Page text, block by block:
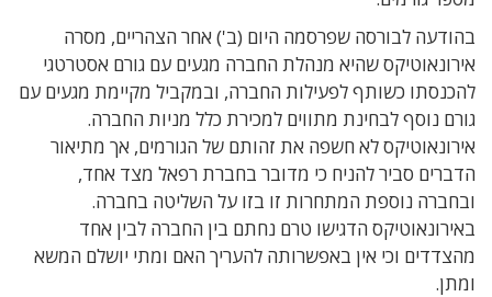
בהודעה לבורסה שפרסמה היום (ב') אחר הצהריים, מסרה
אירונאוטיקס שהיא מנהלת החברה מגעים עם גורם אסטרטגי
להכנסתו כשותף לפעילות החברה, ובמקביל מקיימת מגעים עם
גורם נוסף לבחינת מתווים למכירת כלל מניות החברה.
אירונאוטיקס לא חשפה את זהותם של הגורמים, אך מתיאור
הדברים סביר להניח כי מדובר בחברת רפאל מצד אחד,
ובחברה נוספת המתחרות זו בזו על השליטה בחברה.
באירונאוטיקס הדגישו טרם נחתם בין החברה לבין אחד
מהצדדים וכי אין באפשרותה להעריך האם ומתי יושלם המשא
ומתן.